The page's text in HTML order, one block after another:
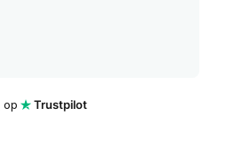
op Trustpilot